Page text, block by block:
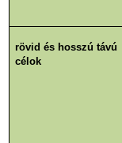
rövid és hosszú távú
célok